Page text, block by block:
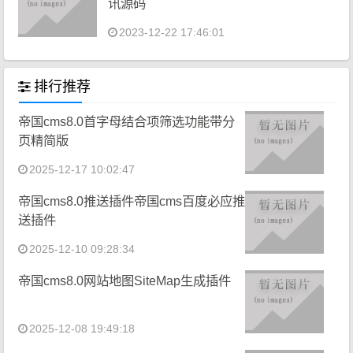
讯源码
2023-12-22 17:46:01
排行推荐
帝国cms8.0首字母结合项筛选功能带分
页精简版
2025-12-17 10:02:47
帝国cms8.0推送插件帝国cms百度必应推
送插件
2025-12-10 09:28:34
帝国cms8.0网站地图SiteMap生成插件
2025-12-08 19:49:18